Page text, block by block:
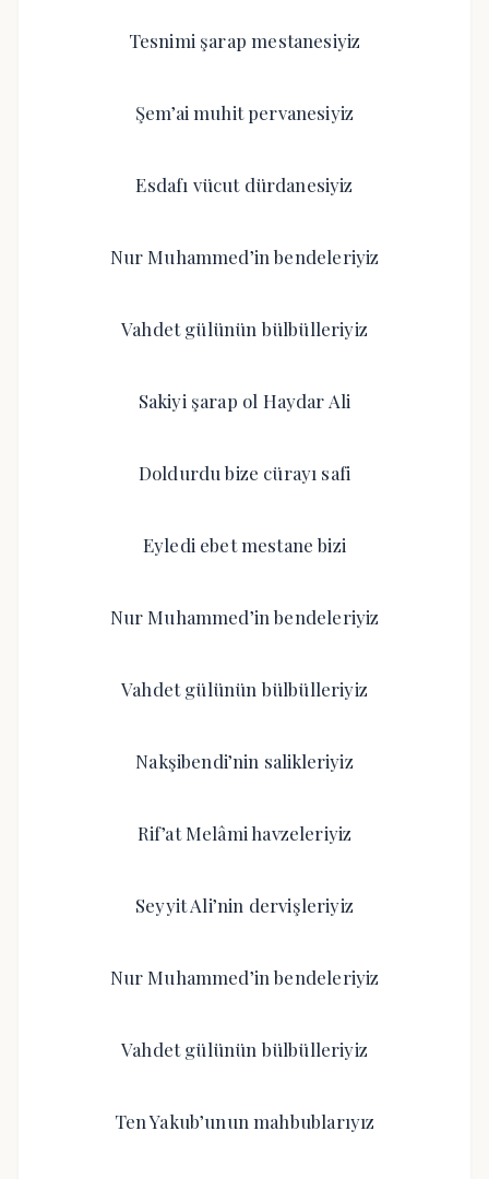
Tesnimi şarap mestanesiyiz
Şem’ai muhit pervanesiyiz
Esdafı vücut dürdanesiyiz
Nur Muhammed’in bendeleriyiz
Vahdet gülünün bülbülleriyiz
Sakiyi şarap ol Haydar Ali
Doldurdu bize cürayı safi
Eyledi ebet mestane bizi
Nur Muhammed’in bendeleriyiz
Vahdet gülünün bülbülleriyiz
Nakşibendi’nin salikleriyiz
Rif’at Melâmi havzeleriyiz
Seyyit Ali’nin dervişleriyiz
Nur Muhammed’in bendeleriyiz
Vahdet gülünün bülbülleriyiz
Ten Yakub’unun mahbublarıyız